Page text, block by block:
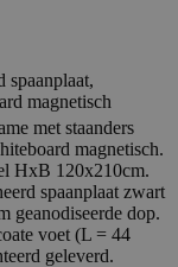
spaanplaat,
magnetisch
met staanders
magnetisch.
HxB 120x210cm.
spaanplaat zwart
geanodiseerde dop.
voet (L = 44
geleverd.